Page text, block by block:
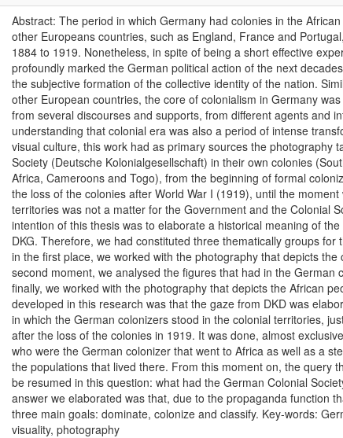
Abstract: The period in which Germany had colonies in the
other Europeans countries, such as England, France and
1884 to 1919. Nonetheless, in spite of being a short effective
profoundly marked the German political action of the next
the subjective formation of the collective identity of the nation.
other European countries, the core of colonialism in Germany
from several discourses and supports, from different agents and
understanding that colonial era was also a period of intense
visual culture, this work had as primary sources the photography
Society (Deutsche Kolonialgesellschaft) in their own colonies
Africa, Cameroons and Togo), from the beginning of formal
the loss of the colonies after World War I (1919), until the
territories was not a matter for the Government and the Colonial
intention of this thesis was to elaborate a historical meaning of
DKG. Therefore, we had constituted three thematically groups for
in the first place, we worked with the photography that depicts the
second moment, we analysed the figures that had in the German
finally, we worked with the photography that depicts the African
developed in this research was that the gaze from DKD was
in which the German colonizers stood in the colonial territories,
after the loss of the colonies in 1919. It was done, almost
who were the German colonizer that went to Africa as well as a
the populations that lived there. From this moment on, the query
be resumed in this question: what had the German Colonial
answer we elaborated was that, due to the propaganda function
three main goals: dominate, colonize and classify. Key-words:
visuality, photography